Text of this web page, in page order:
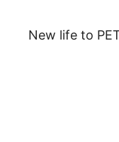
New life to